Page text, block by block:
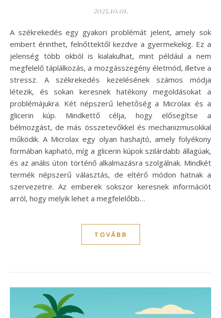
2025.10.01.
A székrekedés egy gyakori problémát jelent, amely sok
embert érinthet, felnőttektől kezdve a gyermekekig. Ez a
jelenség több okból is kialakulhat, mint például a nem
megfelelő táplálkozás, a mozgásszegény életmód, illetve a
stressz. A székrekedés kezelésének számos módja
létezik, és sokan keresnek hatékony megoldásokat a
problémájukra. Két népszerű lehetőség a Microlax és a
glicerin kúp. Mindkettő célja, hogy elősegítse a
bélmozgást, de más összetevőkkel és mechanizmusokkal
működik. A Microlax egy olyan hashajtó, amely folyékony
formában kapható, míg a glicerin kúpok szilárdabb állagúak,
és az anális úton történő alkalmazásra szolgálnak. Mindkét
termék népszerű választás, de eltérő módon hatnak a
szervezetre. Az emberek sokszor keresnek információt
arról, hogy melyik lehet a megfelelőbb…
TOVÁBB